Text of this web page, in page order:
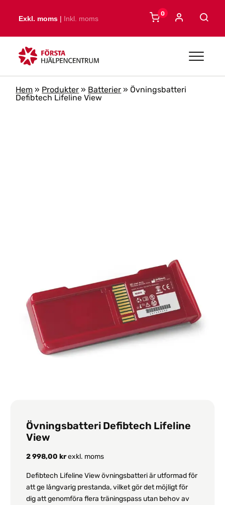
Exkl. moms | Inkl. moms
0
Hem » Produkter » Batterier » Övningsbatteri
Defibtech Lifeline View
Övningsbatteri Defibtech Lifeline
View
2 998,00krexkl. moms
Defibtech Lifeline View övningsbatteri är utformad för
att ge långvarig prestanda, vilket gör det möjligt för
dig att genomföra flera träningspass utan behov av